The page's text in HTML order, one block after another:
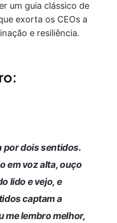
um guia clássico de
exorta os CEOs a
e resiliência.
por dois sentidos.
em voz alta, ouço
lido e vejo, e
captam a
me lembro melhor,